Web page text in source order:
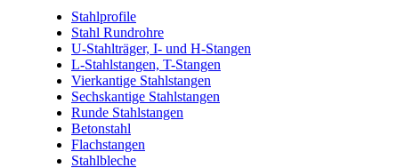
Stahlprofile
Stahl Rundrohre
U-Stahlträger, I- und H-Stangen
L-Stahlstangen, T-Stangen
Vierkantige Stahlstangen
Sechskantige Stahlstangen
Runde Stahlstangen
Betonstahl
Flachstangen
Stahlbleche